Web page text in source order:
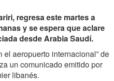
regresa este martes a
y se espera que aclare
desde Arabia Saudí.
el aeropuerto internacional” de
un comunicado emitido por
libanés.